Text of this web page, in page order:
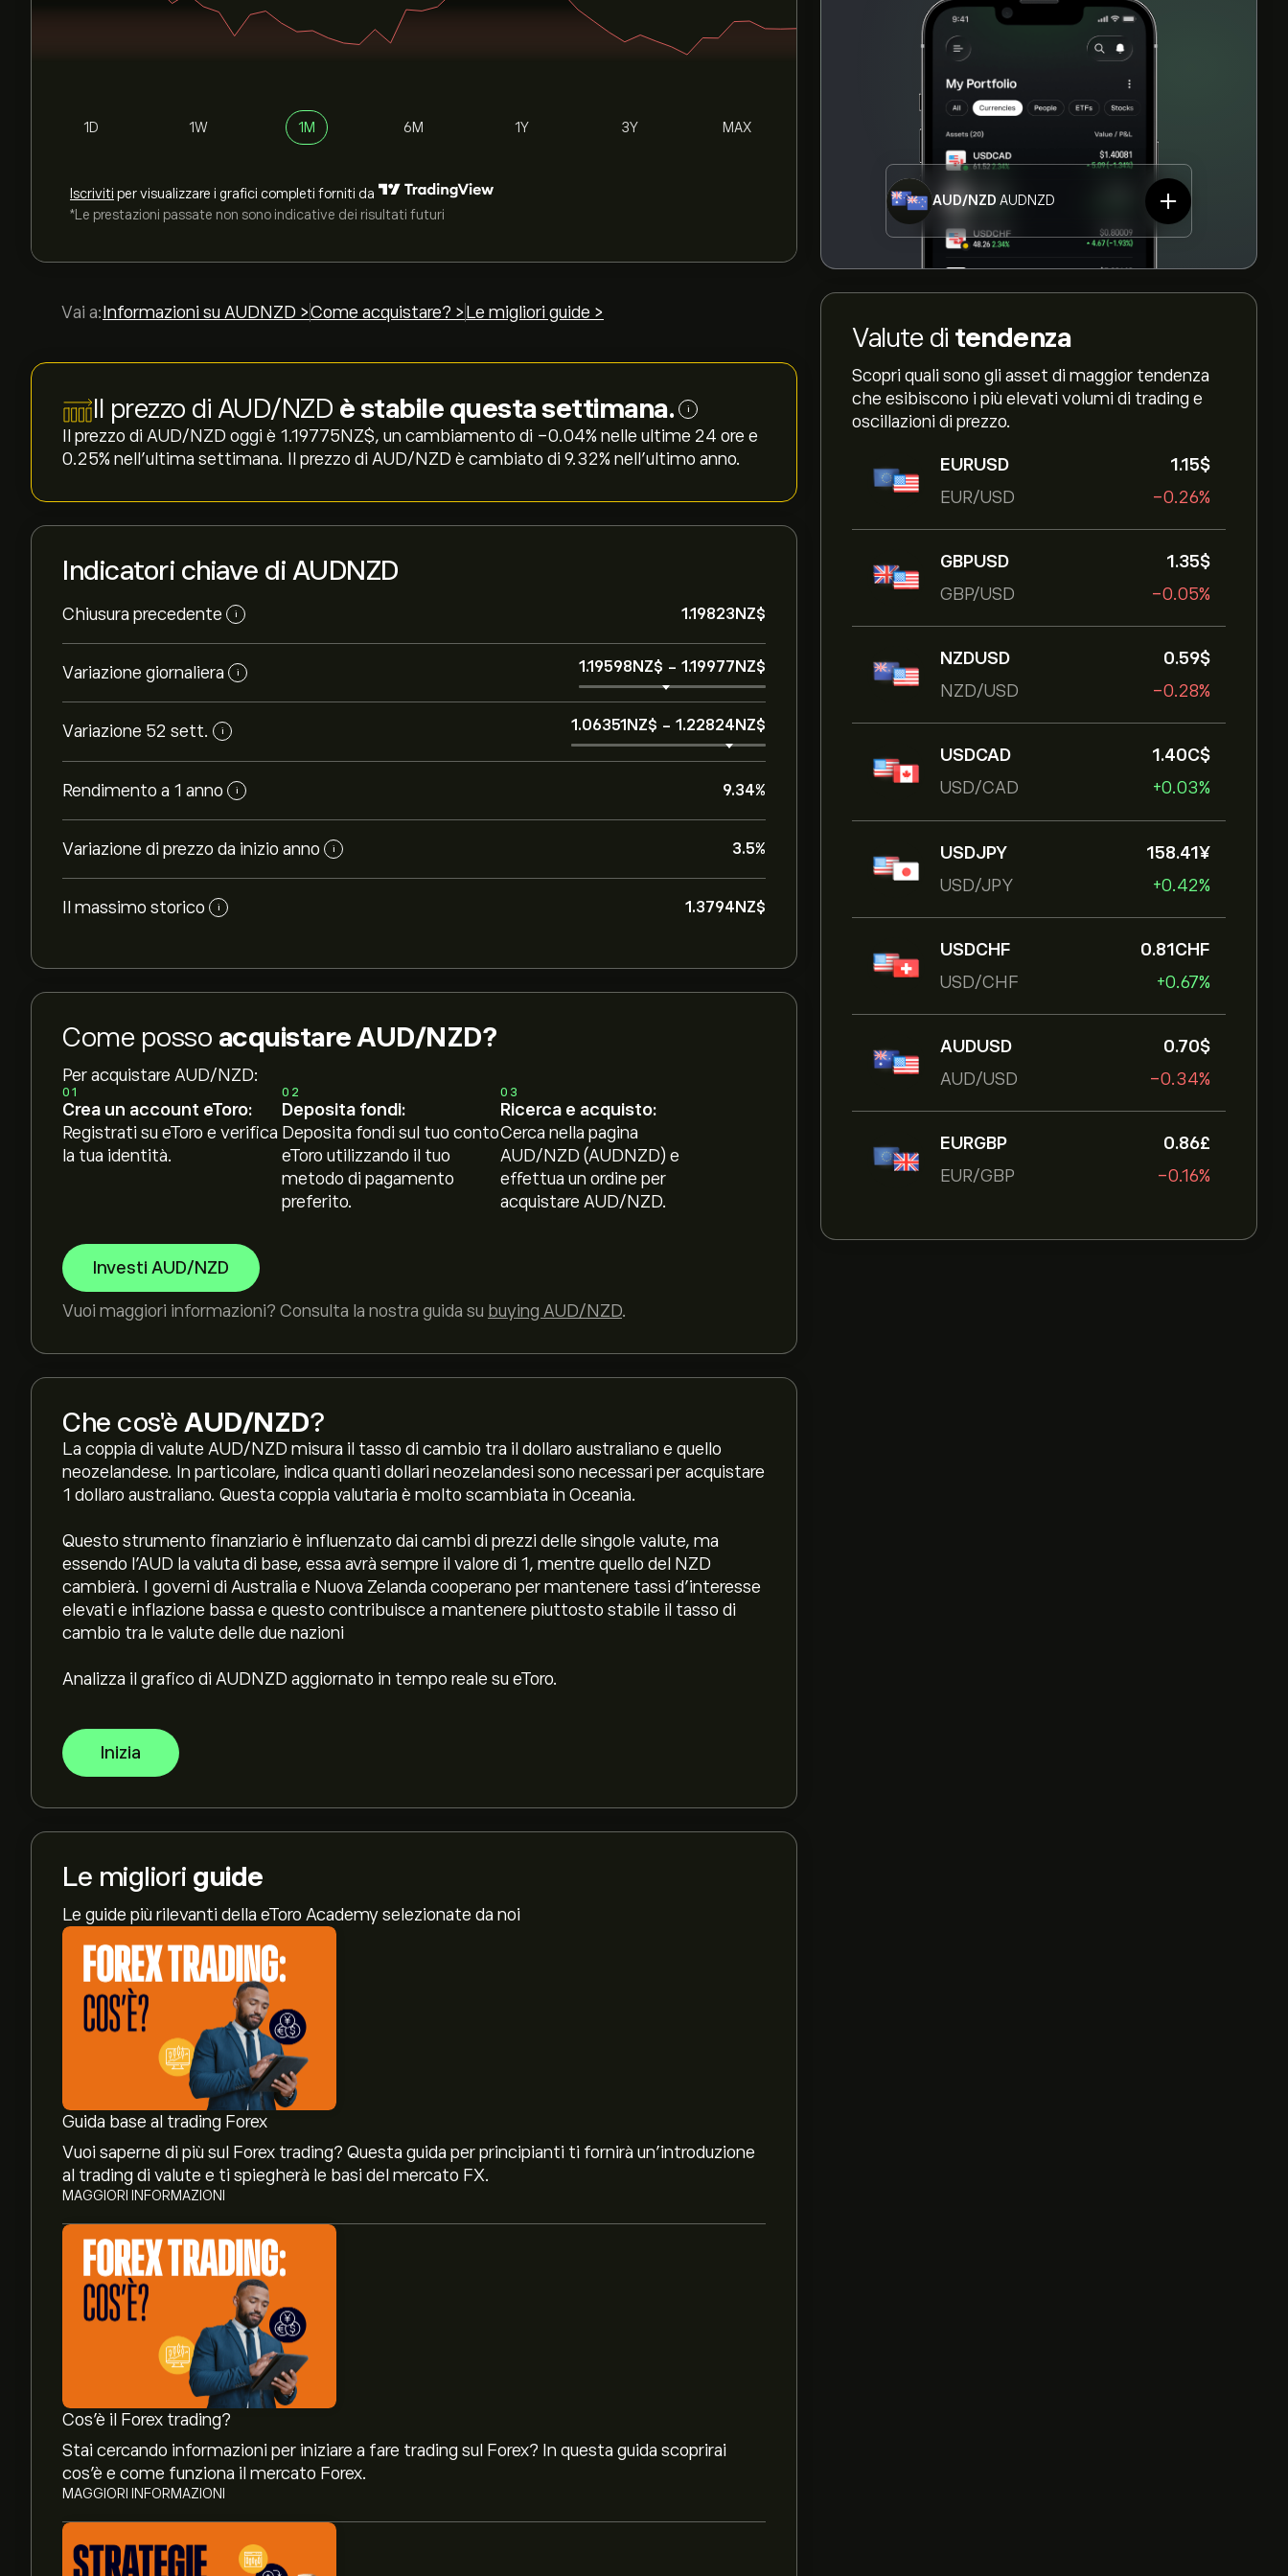
AUD/NZD AUDNZD
Valute di tendenza
Scopri quali sono gli asset di maggior tendenza
che esibiscono i più elevati volumi di trading e
oscillazioni di prezzo.
EURUSD
EUR/USD
1.15‎$‎
-0.26%
GBPUSD
GBP/USD
1.35‎$‎
-0.05%
NZDUSD
NZD/USD
0.59‎$‎
-0.28%
USDCAD
USD/CAD
1.40‎C$‎
+0.03%
USDJPY
USD/JPY
158.41‎¥‎
+0.42%
USDCHF
USD/CHF
0.81‎CHF‎
+0.67%
AUDUSD
AUD/USD
0.70‎$‎
-0.34%
EURGBP
EUR/GBP
0.86‎£‎
-0.16%
1D 1W 1M 6M 1Y 3Y MAX
Iscriviti per visualizzare i grafici completi forniti da
*Le prestazioni passate non sono indicative dei risultati futuri
Vai a: Informazioni su AUDNZD >Come acquistare? > Le migliori guide >
Il prezzo di AUD/NZD è stabile questa settimana. i
Il prezzo di AUD/NZD oggi è 1.19775‎NZ$‎, un cambiamento di ‎-0.04‎% nelle ultime 24 ore e
‎0.25‎% nell'ultima settimana. Il prezzo di AUD/NZD è cambiato di ‎9.32‎% nell'ultimo anno.
Indicatori chiave di AUDNZD
Chiusura precedente i 1.19823‎NZ$‎
Variazione giornaliera i 1.19598‎NZ$‎ - 1.19977‎NZ$‎
Variazione 52 sett. i 1.06351‎NZ$‎ - 1.22824‎NZ$‎
Rendimento a 1 anno i 9.34%
Variazione di prezzo da inizio anno i 3.5%
Il massimo storico i 1.3794‎NZ$‎
Come posso acquistare AUD/NZD?
Per acquistare AUD/NZD:
01
Crea un account eToro:
Registrati su eToro e verifica
la tua identità.
02
Deposita fondi:
Deposita fondi sul tuo conto
eToro utilizzando il tuo
metodo di pagamento
preferito.
03
Ricerca e acquisto:
Cerca nella pagina
AUD/NZD (AUDNZD) e
effettua un ordine per
acquistare AUD/NZD.
Investi AUD/NZD
Vuoi maggiori informazioni? Consulta la nostra guida su buying AUD/NZD.
Che cos'è AUD/NZD?
La coppia di valute AUD/NZD misura il tasso di cambio tra il dollaro australiano e quello
neozelandese. In particolare, indica quanti dollari neozelandesi sono necessari per acquistare
1 dollaro australiano. Questa coppia valutaria è molto scambiata in Oceania.
Questo strumento finanziario è influenzato dai cambi di prezzi delle singole valute, ma
essendo l’AUD la valuta di base, essa avrà sempre il valore di 1, mentre quello del NZD
cambierà. I governi di Australia e Nuova Zelanda cooperano per mantenere tassi d’interesse
elevati e inflazione bassa e questo contribuisce a mantenere piuttosto stabile il tasso di
cambio tra le valute delle due nazioni
Analizza il grafico di AUDNZD aggiornato in tempo reale su eToro.
Inizia
Le migliori guide
Le guide più rilevanti della eToro Academy selezionate da noi
Guida base al trading Forex
Vuoi saperne di più sul Forex trading? Questa guida per principianti ti fornirà un'introduzione
al trading di valute e ti spiegherà le basi del mercato FX.
MAGGIORI INFORMAZIONI
Cos’è il Forex trading?
Stai cercando informazioni per iniziare a fare trading sul Forex? In questa guida scoprirai
cos’è e come funziona il mercato Forex.
MAGGIORI INFORMAZIONI